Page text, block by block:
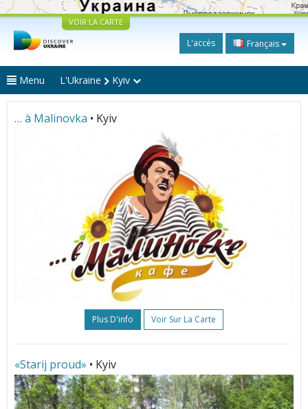
VOIR LA CARTE
L'accès Français
Menu L'Ukraine Kyiv
… à Malinovka • Kyiv
Plus D'info Voir Sur La Carte
«Starij proud» • Kyiv